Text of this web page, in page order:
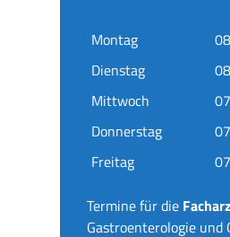
Montag
Dienstag
Mittwoch
Donnerstag
Freitag
Termine für die
Gastroenterologie und